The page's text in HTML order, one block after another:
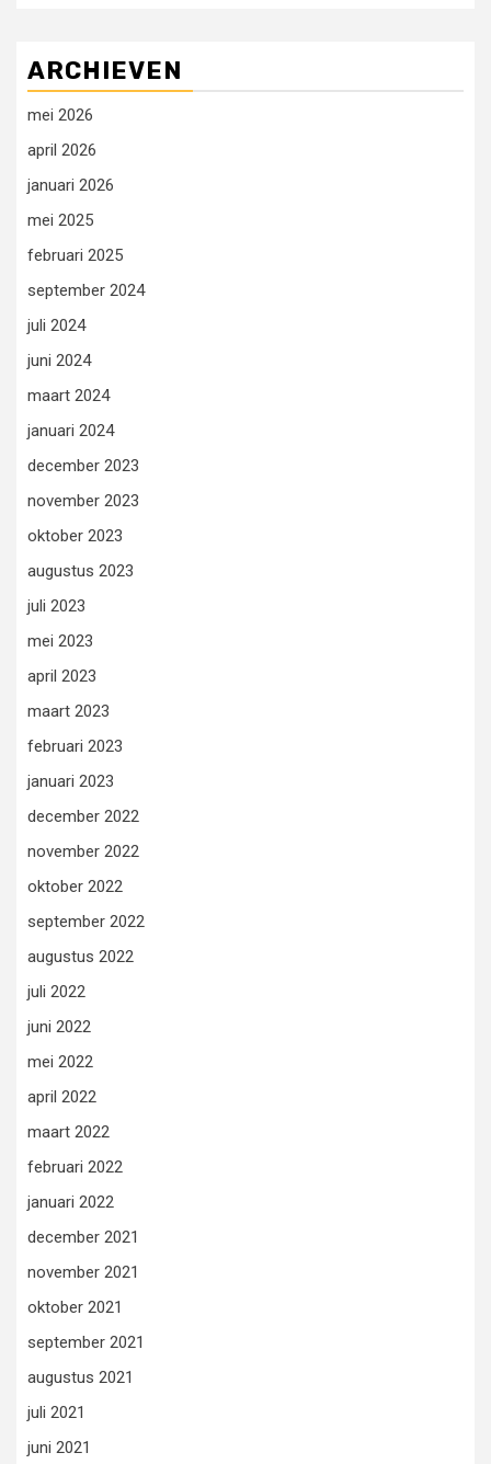
ARCHIEVEN
mei 2026
april 2026
januari 2026
mei 2025
februari 2025
september 2024
juli 2024
juni 2024
maart 2024
januari 2024
december 2023
november 2023
oktober 2023
augustus 2023
juli 2023
mei 2023
april 2023
maart 2023
februari 2023
januari 2023
december 2022
november 2022
oktober 2022
september 2022
augustus 2022
juli 2022
juni 2022
mei 2022
april 2022
maart 2022
februari 2022
januari 2022
december 2021
november 2021
oktober 2021
september 2021
augustus 2021
juli 2021
juni 2021